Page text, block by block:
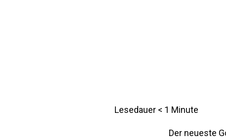
Lesedauer < 1 Minute
Der neueste